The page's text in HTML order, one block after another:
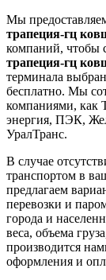
Мы
трапеция-гц
компаний, чтобы
трапеция-гц
терминала
бесплатно. Мы
компаниями,
энергия, ПЭК,
УралТранс.
В случае
транспортом в
предлагаем
перевозки и
города и
веса, объема
производится
оформления и